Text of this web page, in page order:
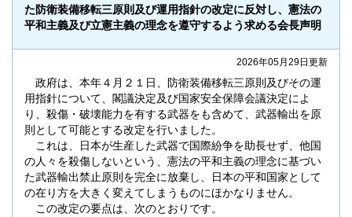
た防衛装備移転三原則及び運用指針の改定に反対し、憲法の
平和主義及び立憲主義の理念を遵守するよう求める会長声明
2026年05月29日更新
政府は、本年４月２１日、防衛装備移転三原則及びその運
用指針について、閣議決定及び国家安全保障会議決定によ
り、殺傷・破壊能力を有する武器をも含めて、武器輸出を原
則として可能とする改定を行いました。
これは、日本が生産した武器で国際紛争を助長せず、他国
の人々を殺傷しないという、憲法の平和主義の理念に基づい
た武器輸出禁止原則を完全に放棄し、日本の平和国家として
の在り方を大きく変えてしまうものにほかなりません。
この改定の要点は、次のとおりです。